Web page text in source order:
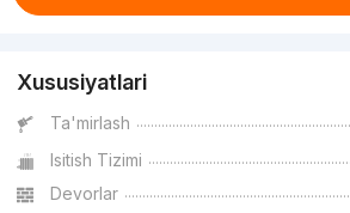
Xususiyatlari
Ta'mirlash
Isitish Tizimi
Devorlar